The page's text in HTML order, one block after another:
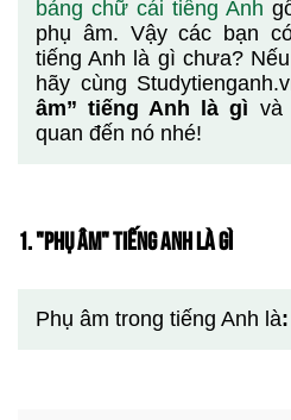
bảng chữ cái tiếng Anh
phụ âm. Vậy các bạn
tiếng Anh là gì chưa?
hãy cùng
âm” tiếng Anh là gì và
quan đến nó nhé!
1. "PHỤ ÂM" TIẾNG ANH LÀ GÌ
Phụ âm trong tiếng Anh là